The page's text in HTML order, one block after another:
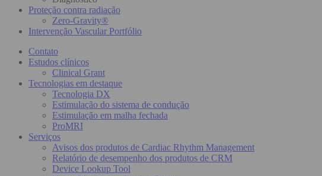
Proteção contra radiação
Zero-Gravity®
Intervenção Vascular Portfólio
Contato
Estudos clínicos
Clinical Grant
Tecnologias em destaque
Tecnologia DX
Estimulação do sistema de condução
Estimulação em malha fechada
ProMRI
Serviços
Avisos dos produtos de Cardiac Rhythm Management
Relatório de desempenho dos produtos de CRM
Device Lookup Tool